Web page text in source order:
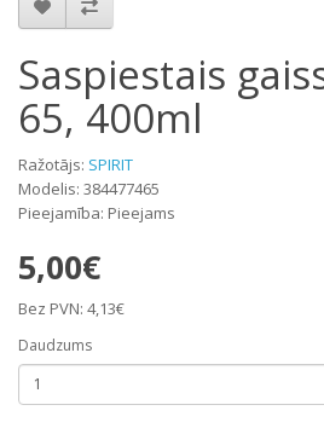
Saspiestais
65, 400ml
Ražotājs: SPIRIT
Modelis: 384477465
Pieejamība: Pieejams
5,00€
Bez PVN: 4,13€
Daudzums